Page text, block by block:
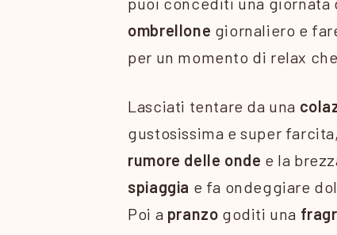
ombrellone giornaliero e
per un momento di relax
Lasciati tentare da una
gustosissima e super
rumore delle onde e la
spiaggia e fa ondeggiare
Poi a pranzo goditi una